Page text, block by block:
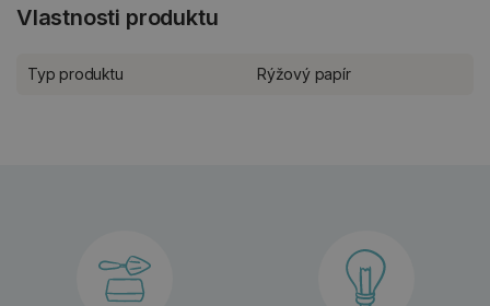
Vlastnosti produktu
Typ produktu Rýžový papír